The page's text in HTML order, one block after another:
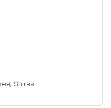
Shires